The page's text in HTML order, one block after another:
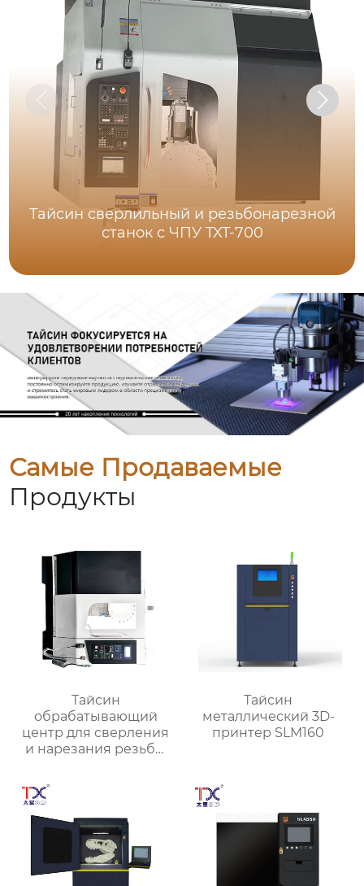
Тайсин сверлильный и резьбонарезной
станок с ЧПУ TXT-700
Самые Продаваемые
Продукты
Тайсин
обрабатывающий
центр для сверления
и нарезания резьбы
Тайсин
металлический 3D-
принтер SLM160